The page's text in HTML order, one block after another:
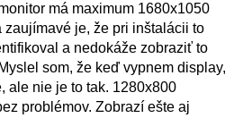
má maximum 1680x1050
zaujímavé je, že pri inštalácii to
a nedokáže zobraziť to
som, že keď vypnem display,
ale nie je to tak. 1280x800
problémov. Zobrazí ešte aj